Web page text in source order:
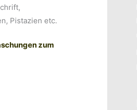
Pistazien etc.
zum